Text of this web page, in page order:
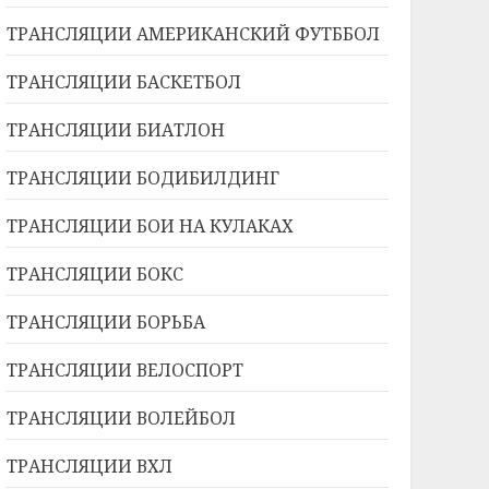
ТРАНСЛЯЦИИ АМЕРИКАНСКИЙ ФУТББОЛ
ТРАНСЛЯЦИИ БАСКЕТБОЛ
ТРАНСЛЯЦИИ БИАТЛОН
ТРАНСЛЯЦИИ БОДИБИЛДИНГ
ТРАНСЛЯЦИИ БОИ НА КУЛАКАХ
ТРАНСЛЯЦИИ БОКС
ТРАНСЛЯЦИИ БОРЬБА
ТРАНСЛЯЦИИ ВЕЛОСПОРТ
ТРАНСЛЯЦИИ ВОЛЕЙБОЛ
ТРАНСЛЯЦИИ ВХЛ